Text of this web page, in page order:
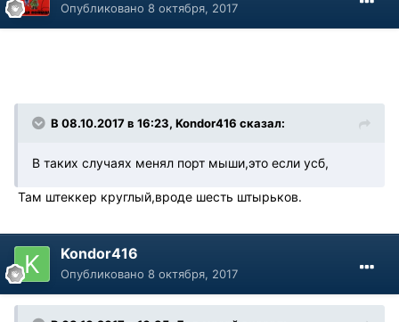
Опубликовано 8 октября, 2017
В 08.10.2017 в 16:23, Kondor416 сказал:
В таких случаях менял порт мыши,это если усб,
Там штеккер круглый,вроде шесть штырьков.
Kondor416
Опубликовано 8 октября, 2017